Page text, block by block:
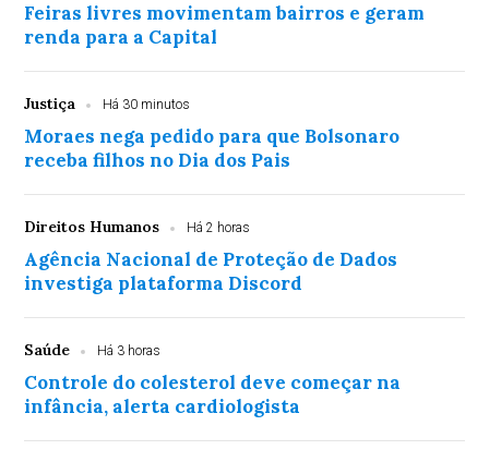
Feiras livres movimentam bairros e geram
renda para a Capital
Justiça Há 30 minutos
Moraes nega pedido para que Bolsonaro
receba filhos no Dia dos Pais
Direitos Humanos Há 2 horas
Agência Nacional de Proteção de Dados
investiga plataforma Discord
Saúde Há 3 horas
Controle do colesterol deve começar na
infância, alerta cardiologista